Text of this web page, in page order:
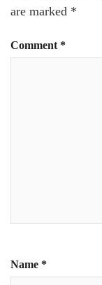
are marked *
Comment *
Name *